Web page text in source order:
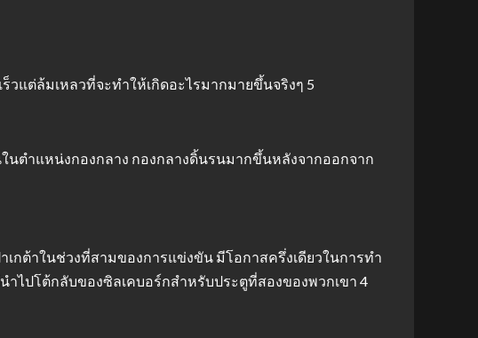
แต่ล้มเหลวที่จะทำให้เกิดอะไรมากมายขึ้นจริงๆ 5
นตำแหน่งกองกลาง กองกลางดิ้นรนมากขึ้นหลังจากออกจาก
กต้าในช่วงที่สามของการแข่งขัน มีโอกาสครึ่งเดียวในการทำ
ไปโต้กลับของซิลเคบอร์กสำหรับประตูที่สองของพวกเขา 4